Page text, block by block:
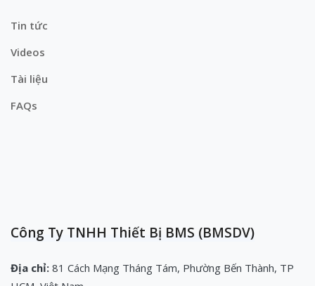
Tin tức
Videos
Tài liệu
FAQs
Công Ty TNHH Thiết Bị BMS (BMSDV)
Địa chỉ: 81 Cách Mạng Tháng Tám, Phường Bến Thành, TP